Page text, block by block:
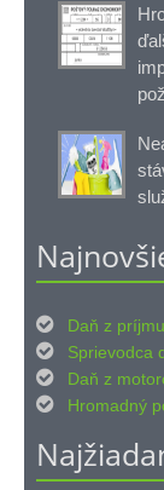
 Daň z

Sprievodca

Daň z

Hromadný